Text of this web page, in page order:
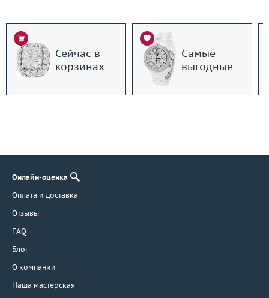
Сейчас в
корзинах
Самые
выгодные
Онлайн-оценка
Оплата и доставка
Отзывы
FAQ
Блог
О компании
Наша мастерская